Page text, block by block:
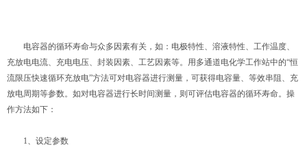
电容器的循环寿命与众多因素有关，如：电极特性、溶液特性、工作温度、
充放电电流、充电电压、封装因素、工艺因素等。用多通道电化学工作站中的“恒
流限压快速循环充放电”方法可对电容器进行测量，可获得电容量、等效串阻、充
放电周期等参数。如对电容器进行长时间测量，则可评估电容器的循环寿命。操
作方法如下：
1、设定参数